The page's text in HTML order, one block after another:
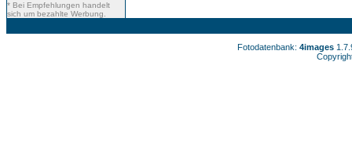
* Bei Empfehlungen handelt
sich um bezahlte Werbung.
Fotodatenbank: 4images